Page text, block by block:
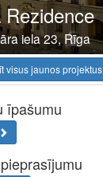
iela 23, Rīga
visus jaunos projektus
īpašumu